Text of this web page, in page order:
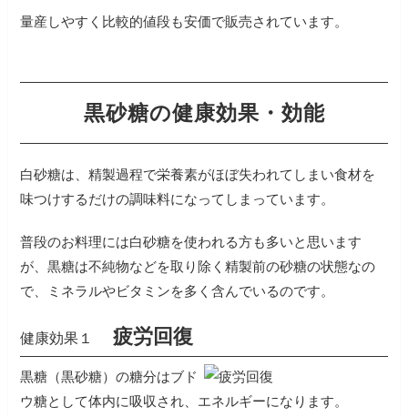
量産しやすく比較的値段も安価で販売されています。
黒砂糖の健康効果・効能
白砂糖は、精製過程で栄養素がほぼ失われてしまい食材を
味つけするだけの調味料になってしまっています。
普段のお料理には白砂糖を使われる方も多いと思います
が、黒糖は不純物などを取り除く精製前の砂糖の状態なの
で、ミネラルやビタミンを多く含んでいるのです。
健康効果１ 疲労回復
黒糖（黒砂糖）の糖分はブド
ウ糖として体内に吸収され、エネルギーになります。